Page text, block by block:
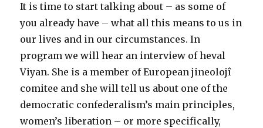
It is time to start talking about – as some of
you already have – what all this means to us in
our lives and in our circumstances. In
program we will hear an interview of heval
Viyan. She is a member of European jineolojî
comitee and she will tell us about one of the
democratic confederalism’s main principles,
women’s liberation – or more specifically,